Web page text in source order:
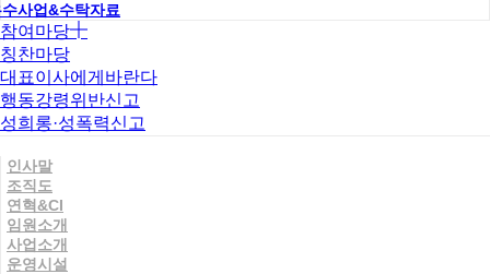
사업&수탁자료
참여마당
칭찬마당
대표이사에게바란다
행동강령위반신고
성희롱·성폭력신고
인사말
조직도
연혁&CI
임원소개
사업소개
운영시설